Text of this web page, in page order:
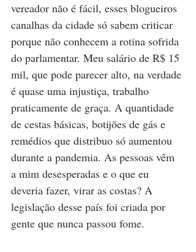
vereador não é fácil, esses blogueiros
canalhas da cidade só sabem criticar
porque não conhecem a rotina sofrida
do parlamentar. Meu salário de R$ 15
mil, que pode parecer alto, na verdade
é quase uma injustiça, trabalho
praticamente de graça. A quantidade
de cestas básicas, botijões de gás e
remédios que distribuo só aumentou
durante a pandemia. As pessoas vêm
a mim desesperadas e o que eu
deveria fazer, virar as costas? A
legislação desse país foi criada por
gente que nunca passou fome.